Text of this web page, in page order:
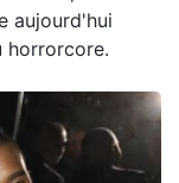
aujourd'hui
horrorcore.